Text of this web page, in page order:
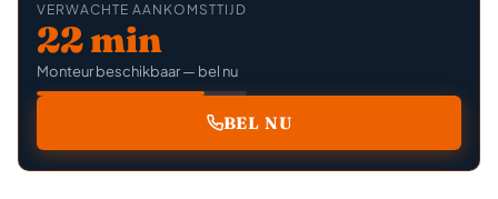
VERWACHTE AANKOMSTTIJD
22 min
Monteur beschikbaar — bel nu
BEL NU